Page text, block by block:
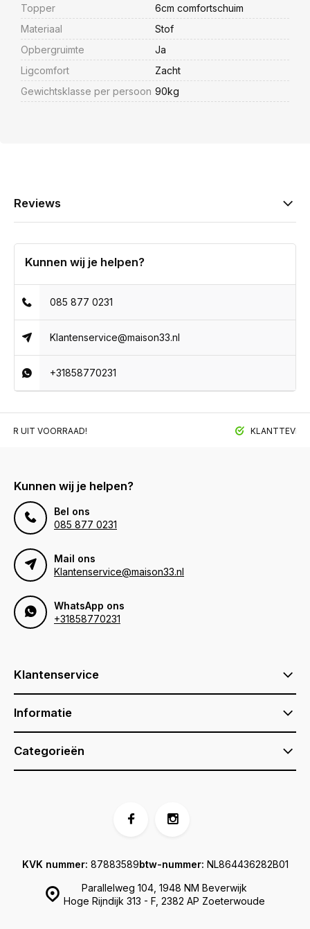
Topper
6cm comfortschuim
Materiaal
Stof
Opbergruimte
Ja
Ligcomfort
Zacht
Gewichtsklasse per persoon 90kg
Reviews
Kunnen wij je helpen?
085 877 0231
Klantenservice@maison33.nl
+31858770231
UIT VOORRAAD!
Kunnen wij je helpen?
Bel ons
085 877 0231
Mail ons
Klantenservice@maison33.nl
WhatsApp ons
+31858770231
Klantenservice
Informatie
Categorieën
Parallelweg 104, 1948 NM Beverwijk
Hoge Rijndijk 313 - F, 2382 AP Zoeterwoude
KVK nummer: 87883589btw-nummer: NL864436282B01